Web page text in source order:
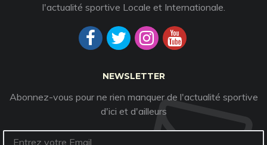
l'actualité sportive Locale et Internationale.
NEWSLETTER
Abonnez-vous pour ne rien manquer de l'actualité sportive
d'ici et d'ailleurs